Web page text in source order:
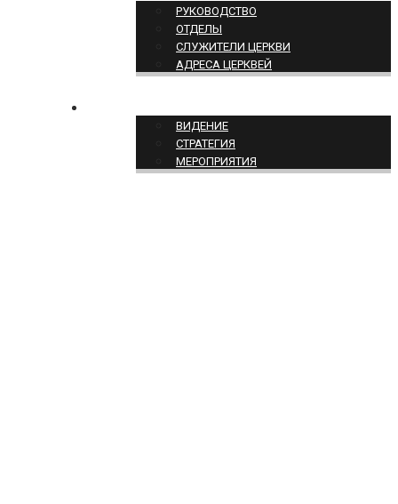
РУКОВОДСТВО
ОТДЕЛЫ
СЛУЖИТЕЛИ ЦЕРКВИ
АДРЕСА ЦЕРКВЕЙ
ВИДЕНИЕ
СТРАТЕГИЯ
МЕРОПРИЯТИЯ